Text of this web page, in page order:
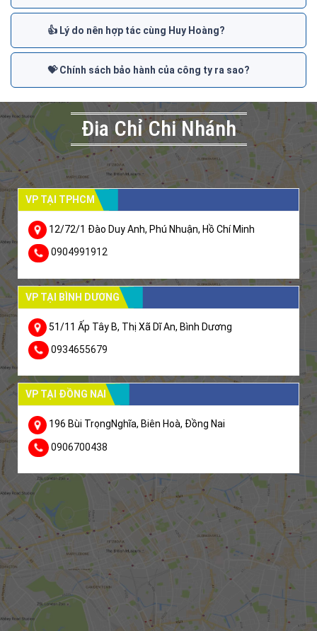
👍 Lý do nên hợp tác cùng Huy Hoàng?
💝 Chính sách bảo hành của công ty ra sao?
Đia Chỉ Chi Nhánh
VP TẠI TPHCM
12/72/1 Đào Duy Anh, Phú Nhuận, Hồ Chí Minh
0904991912
VP TẠI BÌNH DƯƠNG
51/11 Ấp Tây B, Thị Xã Dĩ An, Bình Dương
0934655679
VP TẠI ĐỒNG NAI
196 Bùi TrọngNghĩa, Biên Hoà, Đồng Nai
0906700438